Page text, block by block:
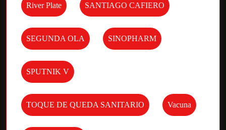
River Plate SANTIAGO CAFIERO
SEGUNDA OLA SINOPHARM
SPUTNIK V
TOQUE DE QUEDA SANITARIO Vacuna